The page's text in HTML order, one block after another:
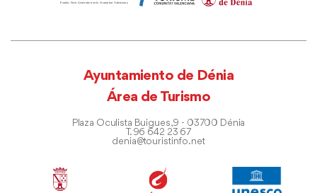
Ayuntamiento de Dénia
Área de Turismo
Plaza Oculista Buigues, 9 - 03700 Dénia
T. 96 642 23 67
denia@touristinfo.net